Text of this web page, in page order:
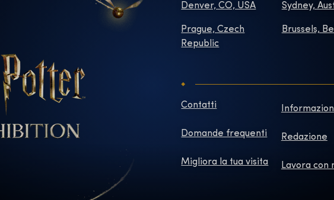
Denver, CO, USA Sydney,
Prague, Czech
Republic
Brussels,
Contatti
Domande frequenti
Migliora la tua visita
Redazione
Lavora con